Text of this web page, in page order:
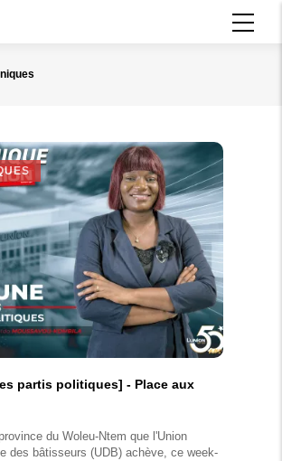
partis politiques] - Place aux
du Woleu-Ntem que l'Union
des bâtisseurs (UDB) achève, ce week-